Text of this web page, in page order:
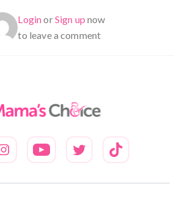
LoginorSign up now
to leave a comment